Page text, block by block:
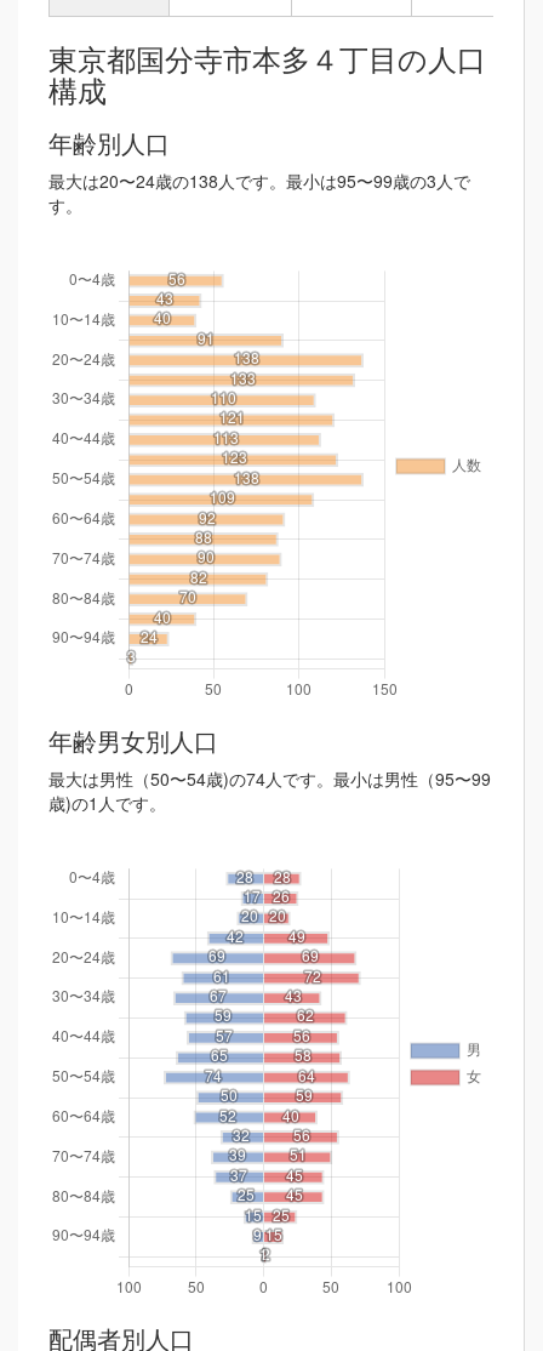
東京都国分寺市本多４丁目の人口
構成
年齢別人口
最大は20〜24歳の138人です。最小は95〜99歳の3人で
す。
年齢男女別人口
最大は男性（50〜54歳)の74人です。最小は男性（95〜99
歳)の1人です。
配偶者別人口